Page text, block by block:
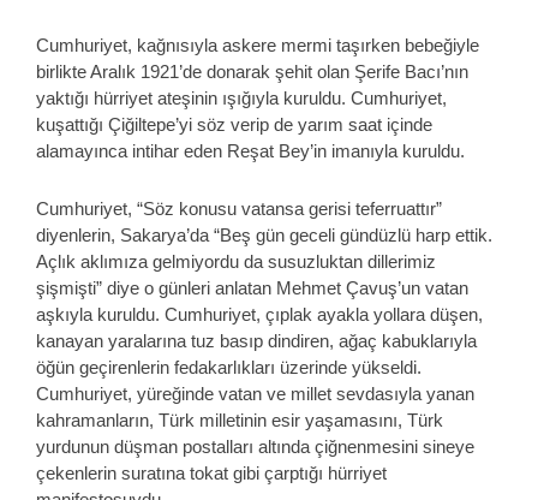
Cumhuriyet, kağnısıyla askere mermi taşırken bebeğiyle
birlikte Aralık 1921’de donarak şehit olan Şerife Bacı’nın
yaktığı hürriyet ateşinin ışığıyla kuruldu. Cumhuriyet,
kuşattığı Çiğiltepe’yi söz verip de yarım saat içinde
alamayınca intihar eden Reşat Bey’in imanıyla kuruldu.
Cumhuriyet, “Söz konusu vatansa gerisi teferruattır”
diyenlerin, Sakarya’da “Beş gün geceli gündüzlü harp ettik.
Açlık aklımıza gelmiyordu da susuzluktan dillerimiz
şişmişti” diye o günleri anlatan Mehmet Çavuş’un vatan
aşkıyla kuruldu. Cumhuriyet, çıplak ayakla yollara düşen,
kanayan yaralarına tuz basıp dindiren, ağaç kabuklarıyla
öğün geçirenlerin fedakarlıkları üzerinde yükseldi.
Cumhuriyet, yüreğinde vatan ve millet sevdasıyla yanan
kahramanların, Türk milletinin esir yaşamasını, Türk
yurdunun düşman postalları altında çiğnenmesini sineye
çekenlerin suratına tokat gibi çarptığı hürriyet